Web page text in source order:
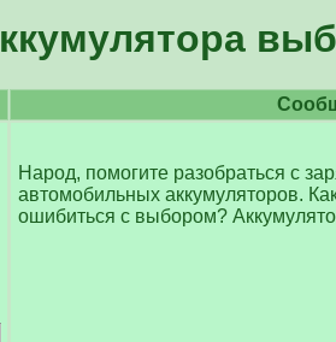
Народ, помогите разобраться с
автомобильных аккумуляторов.
ошибиться с выбором?